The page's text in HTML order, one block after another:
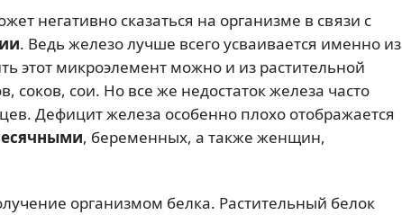
негативно сказаться на организме в связи с
. Ведь железо лучше всего усваивается именно из
этот микроэлемент можно и из растительной
соков, сои. Но все же недостаток железа часто
Дефицит железа особенно плохо отображается
, беременных, а также женщин,
организмом белка. Растительный белок